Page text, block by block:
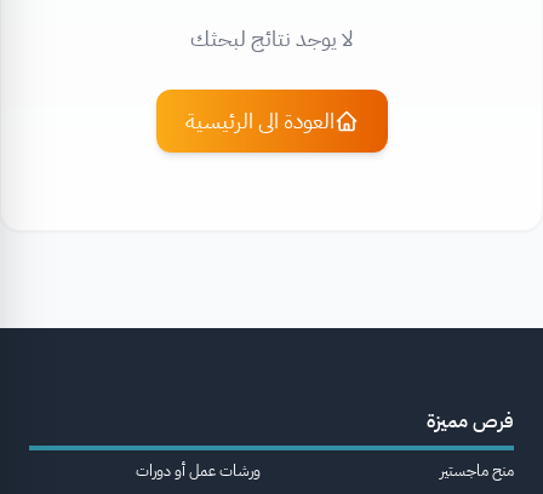
لا يوجد نتائج لبحثك
العودة الى الرئيسية
فرص مميزة
منح ماجستير
ورشات عمل أو دورات